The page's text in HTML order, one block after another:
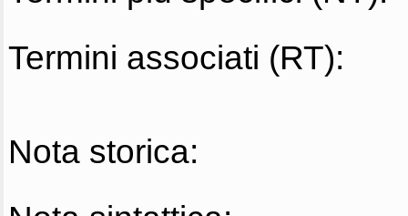
Termini associati (RT):
Nota storica: